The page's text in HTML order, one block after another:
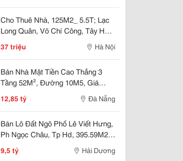
Cho Thuê Nhà, 125M2_ 5.5T; Lạc
Long Quân, Võ Chí Công, Tây Hồ
37 triệu Hà Nội
Bán Nhà Mặt Tiền Cao Thắng 3
Tầng 52M², Đường 10M5, Giá
12,85 tỷ Đà Nẵng
Bán Lô Đất Ngõ Phố Lê Viết Hưng,
Ph Ngọc Châu, Tp Hd, 395.59M2,
9,5 tỷ Hải Dương